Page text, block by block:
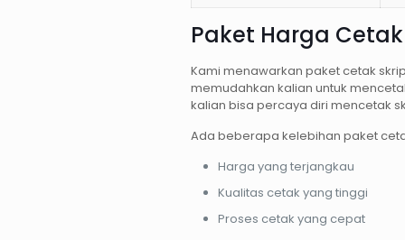
Paket Harga
Kami menawarkan paket cetak
memudahkan kalian untuk
kalian bisa percaya diri mencetak
Ada beberapa kelebihan paket
Harga yang terjangkau
Kualitas cetak yang tinggi
Proses cetak yang cepat